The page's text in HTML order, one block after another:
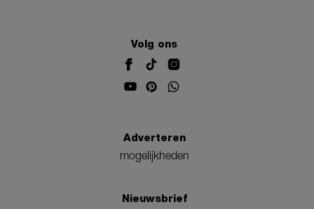
Volg ons
Adverteren
mogelijkheden
Nieuwsbrief